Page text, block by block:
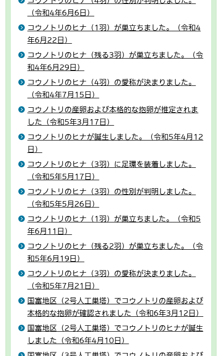
（令和4年6月6日）
コウノトリのヒナ（1羽）が巣立ちました。（令和4
年6月22日）
コウノトリのヒナ（残る3羽）が巣立ちました。（令
和4年6月29日）
コウノトリのヒナ（4羽）の愛称が決まりました。
（令和4年7月15日）
コウノトリの産卵および本格的な抱卵が推定されま
した（令和5年3月17日）
コウノトリのヒナが誕生しました。（令和5年4月12
日）
コウノトリのヒナ（3羽）に足環を装着しました。
（令和5年5月17日）
コウノトリのヒナ（3羽）の性別が判明しました。
（令和5年5月26日）
コウノトリのヒナ（1羽）が巣立ちました。（令和5
年6月11日）
コウノトリのヒナ（残る2羽）が巣立ちました。（令
和5年6月19日）
コウノトリのヒナ（3羽）の愛称が決まりました。
（令和5年7月21日）
国富地区（2号人工巣塔）でコウノトリの産卵および
本格的な抱卵が確認されました（令和6年3月12日）
国富地区（2号人工巣塔）でコウノトリのヒナが誕生
しました（令和6年4月10日）